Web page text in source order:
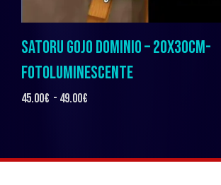
SATORU GOJO DOMINIO – 20X30CM-
FOTOLUMINESCENTE
45.00€ - 49.00€